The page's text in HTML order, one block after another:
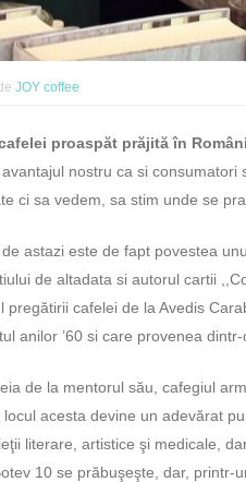
JOY coffee
proaspăt prăjită în
nostru ca si
ci sa vedem, sa stim unde se
astazi este de fapt povestea
de altadata si autorul cartii
pregătirii cafelei de la Avedis
anilor ’60 si care provenea
de la mentorul său, cafegiul
locul acesta devine un adevărat
literare, artistice şi medicale,
10 se prăbuşeşte, dar, printr-